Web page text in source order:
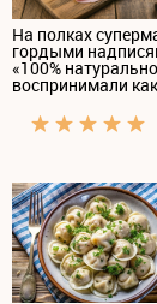
На полках
гордыми
«100%
воспринимали